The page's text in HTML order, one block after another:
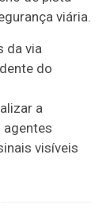
viária.
da via
do
a
agentes
visíveis